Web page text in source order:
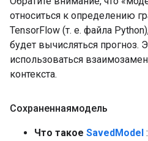
относиться к определению
TensorFlow (т. е. файла
будет вычисляться прогноз.
использоваться
контекста.
Сохраненнаямодель
Что такое SavedModel